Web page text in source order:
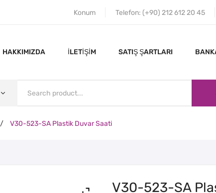
Konum Telefon: (+90) 212 612 20 45
HAKKIMIZDA İLETIŞIM SATIŞ ŞARTLARI
/ V30-523-SA Plastik Duvar Saati
V30-523-SA